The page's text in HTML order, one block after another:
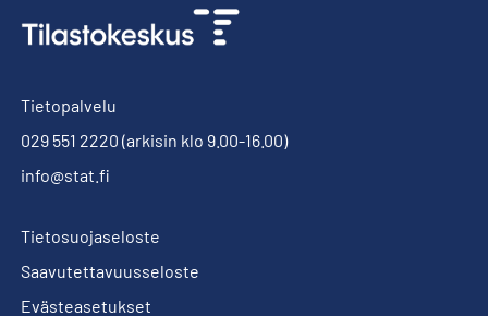
Tietopalvelu
029 551 2220 (arkisin klo 9.00-16.00)
info@stat.fi
Tietosuojaseloste
Saavutettavuusseloste
Evästeasetukset